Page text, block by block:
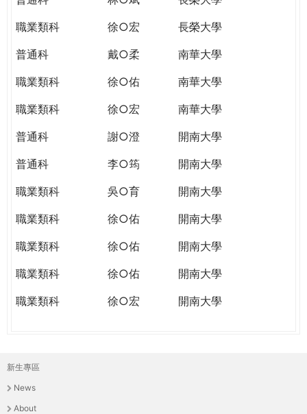
職業類科
徐○宏
長榮大學
普通科
戴○柔
南華大學
職業類科
徐○佑
南華大學
職業類科
徐○宏
南華大學
普通科
謝○澄
開南大學
普通科
李○筠
開南大學
職業類科
吳○育
開南大學
職業類科
徐○佑
開南大學
職業類科
徐○佑
開南大學
職業類科
徐○佑
開南大學
職業類科
徐○宏 開南大學
主
選
新生專區
News
About